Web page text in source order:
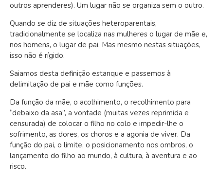
outros aprenderes). Um lugar não se organiza sem o outro.
Quando se diz de situações heteroparentais,
tradicionalmente se localiza nas mulheres o lugar de mãe e,
nos homens, o lugar de pai. Mas mesmo nestas situações,
isso não é rígido.
Saiamos desta definição estanque e passemos à
delimitação de pai e mãe como funções.
Da função da mãe, o acolhimento, o recolhimento para
“debaixo da asa”, a vontade (muitas vezes reprimida e
censurada) de colocar o filho no colo e impedir-lhe o
sofrimento, as dores, os choros e a agonia de viver. Da
função do pai, o limite, o posicionamento nos ombros, o
lançamento do filho ao mundo, à cultura, à aventura e ao
risco.